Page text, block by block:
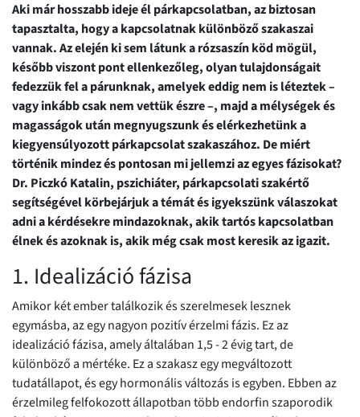
Aki már hosszabb ideje él párkapcsolatban, az biztosan
tapasztalta, hogy a kapcsolatnak különböző szakaszai
vannak. Az elején ki sem látunk a rózsaszín köd mögül,
később viszont pont ellenkezőleg, olyan tulajdonságait
fedezzük fel a párunknak, amelyek eddig nem is léteztek –
vagy inkább csak nem vettük észre –, majd a mélységek és
magasságok után megnyugszunk és elérkezhetünk a
kiegyensúlyozott párkapcsolat szakaszához. De miért
történik mindez és pontosan mi jellemzi az egyes fázisokat?
Dr. Piczkó Katalin, pszichiáter, párkapcsolati szakértő
segítségével körbejárjuk a témát és igyekszünk válaszokat
adni a kérdésekre mindazoknak, akik tartós kapcsolatban
élnek és azoknak is, akik még csak most keresik az igazit.
1. Idealizáció fázisa
Amikor két ember találkozik és szerelmesek lesznek
egymásba, az egy nagyon pozitív érzelmi fázis. Ez az
idealizáció fázisa, amely általában 1,5 - 2 évig tart, de
különböző a mértéke. Ez a szakasz egy megváltozott
tudatállapot, és egy hormonális változás is egyben. Ebben az
érzelmileg felfokozott állapotban több endorfin szaporodik